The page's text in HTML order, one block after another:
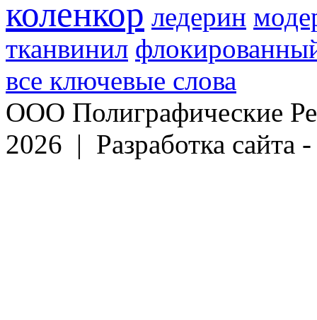
коленкор ледерин
тканвинил
все ключевые слова
ООО Полиграфические
2026 | Разработка сайта